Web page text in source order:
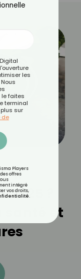
il
?
santé et
les
le faites
terminal
sur
de
Players
offres
intégré
vos droits,
.